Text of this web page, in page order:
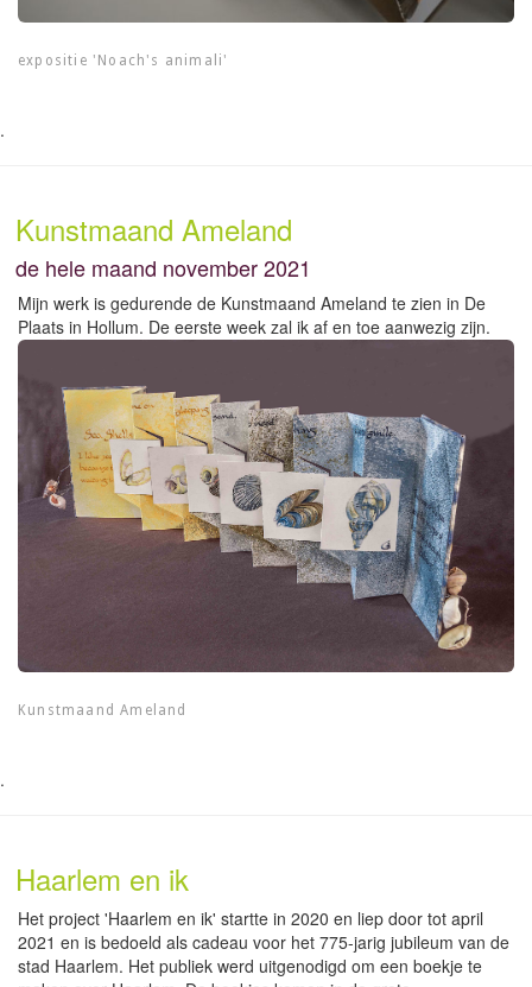
expositie 'Noach's animali'
.
Kunstmaand Ameland
de hele maand november 2021
Mijn werk is gedurende de Kunstmaand Ameland te zien in De
Plaats in Hollum. De eerste week zal ik af en toe aanwezig zijn.
Kunstmaand Ameland
.
Haarlem en ik
Het project 'Haarlem en ik' startte in 2020 en liep door tot april
2021 en is bedoeld als cadeau voor het 775-jarig jubileum van de
stad Haarlem. Het publiek werd uitgenodigd om een boekje te